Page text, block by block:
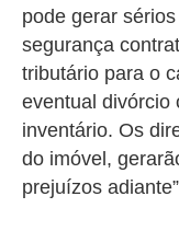
pode gerar
segurança
tributário para o
eventual divórcio
inventário. Os
do imóvel,
prejuízos